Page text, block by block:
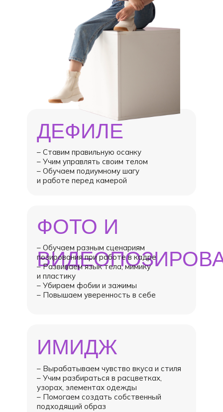
ДЕФИЛЕ
– Ставим правильную осанку
– Учим управлять своим телом
– Обучаем подиумному шагу
и работе перед камерой
ФОТО И
– Обучаем разным сценариям
позирования при работе в кадре
– Развиваем язык тела, мимику
и пластику
– Убираем фобии и зажимы
– Повышаем уверенность в себе
– Вырабатываем чувство вкуса и стиля
– Учим разбираться в расцветках,
узорах, элементах одежды
– Помогаем создать собственный
подходящий образ
ИМИДЖ